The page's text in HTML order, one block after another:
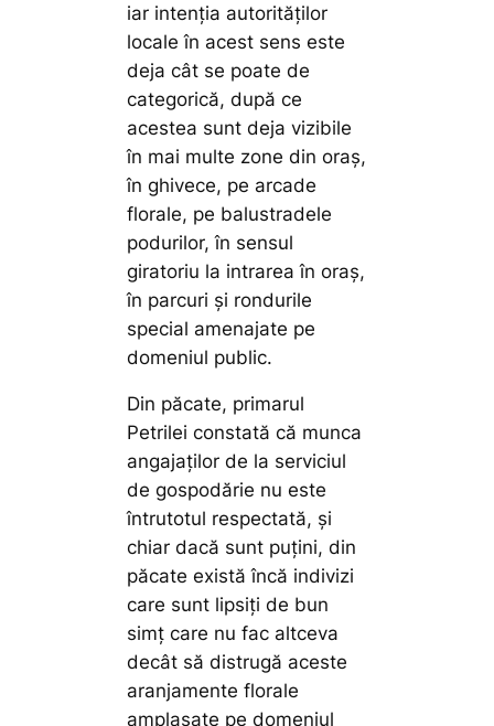
iar intenția autorităților
locale în acest sens este
deja cât se poate de
categorică, după ce
acestea sunt deja vizibile
în mai multe zone din oraș,
în ghivece, pe arcade
florale, pe balustradele
podurilor, în sensul
giratoriu la intrarea în oraș,
în parcuri și rondurile
special amenajate pe
domeniul public.
Din păcate, primarul
Petrilei constată că munca
angajaților de la serviciul
de gospodărie nu este
întrutotul respectată, și
chiar dacă sunt puțini, din
păcate există încă indivizi
care sunt lipsiți de bun
simț care nu fac altceva
decât să distrugă aceste
aranjamente florale
amplasate pe domeniul